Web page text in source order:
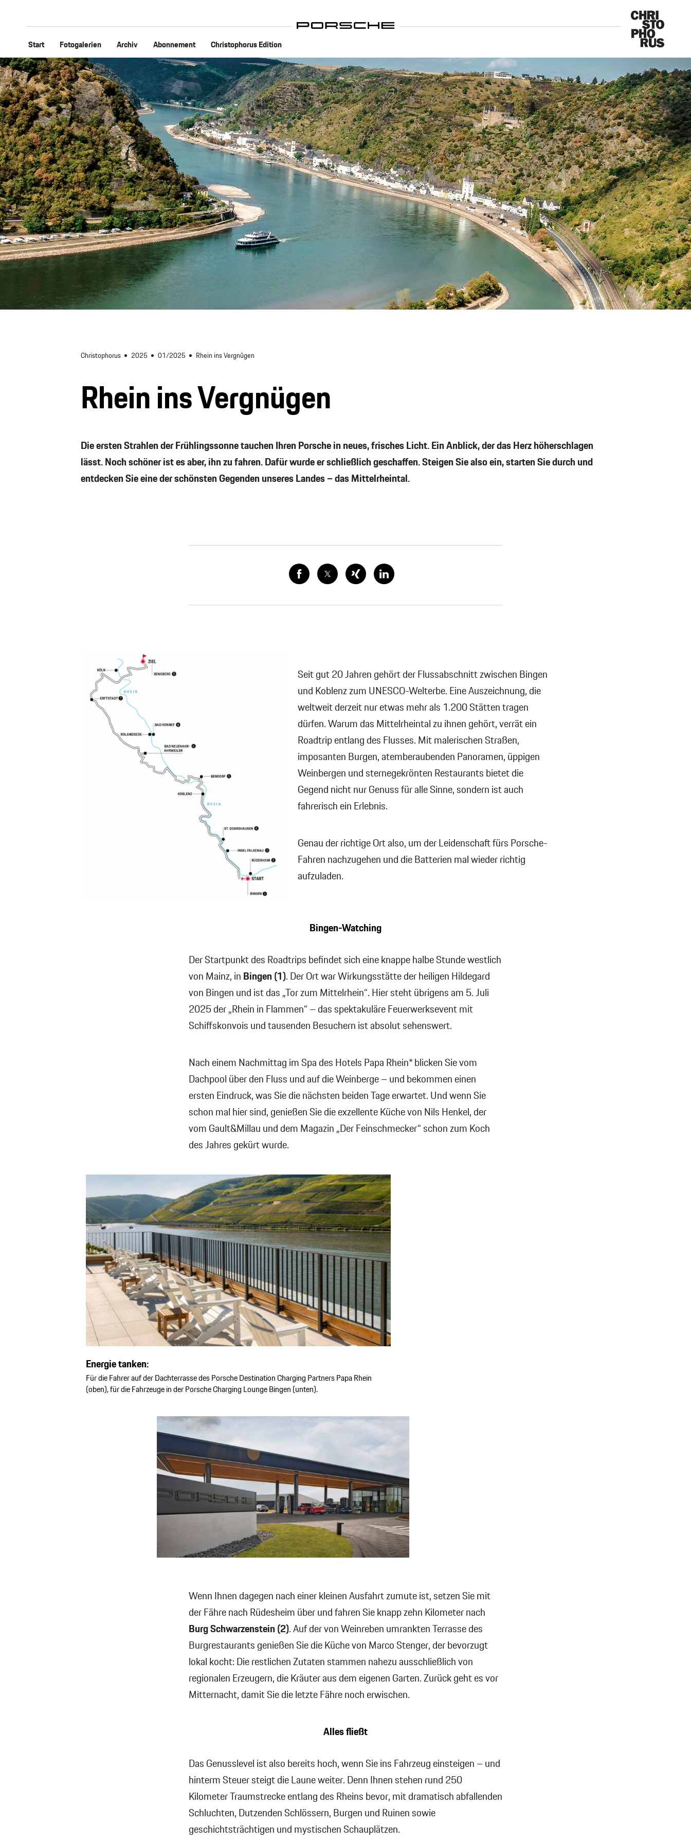
Start Fotogalerien Archiv Abonnement Christophorus Edition
Christophorus 2025 01/2025 Rhein ins Vergnügen
Rhein ins Vergnügen
Die ersten Strahlen der Frühlingssonne tauchen Ihren Porsche in neues, frisches Licht. Ein Anblick, der das Herz höherschlagen
lässt. Noch schöner ist es aber, ihn zu fahren. Dafür wurde er schließlich geschaffen. Steigen Sie also ein, starten Sie durch und
entdecken Sie eine der schönsten Gegenden unseres Landes – das Mittelrheintal.
Seit gut 20 Jahren gehört der Flussabschnitt zwischen Bingen
und Koblenz zum UNESCO-Welterbe. Eine Auszeichnung, die
weltweit derzeit nur etwas mehr als 1.200 Stätten tragen
dürfen. Warum das Mittelrheintal zu ihnen gehört, verrät ein
Roadtrip entlang des Flusses. Mit malerischen Straßen,
imposanten Burgen, atemberaubenden Panoramen, üppigen
Weinbergen und sternegekrönten Restaurants bietet die
Gegend nicht nur Genuss für alle Sinne, sondern ist auch
fahrerisch ein Erlebnis.
Genau der richtige Ort also, um der Leidenschaft fürs Porsche-
Fahren nachzugehen und die Batterien mal wieder richtig
aufzuladen.
Bingen-Watching
Der Startpunkt des Roadtrips befindet sich eine knappe halbe Stunde westlich
von Mainz, in Bingen(1). Der Ort war Wirkungsstätte der heiligen Hildegard
von Bingen und ist das „Tor zum Mittelrhein“. Hier steht übrigens am 5. Juli
2025 der „Rhein in Flammen“ – das spektakuläre Feuerwerksevent mit
Schiffskonvois und tausenden Besuchern ist absolut sehenswert.
Nach einem Nachmittag im Spa des Hotels Papa Rhein* blicken Sie vom
Dachpool über den Fluss und auf die Weinberge – und bekommen einen
ersten Eindruck, was Sie die nächsten beiden Tage erwartet. Und wenn Sie
schon mal hier sind, genießen Sie die exzellente Küche von Nils Henkel, der
vom Gault&Millau und dem Magazin „Der Feinschmecker“ schon zum Koch
des Jahres gekürt wurde.
Energie tanken:
Für die Fahrer auf der Dachterrasse des Porsche Destination Charging Partners Papa Rhein
(oben), für die Fahrzeuge in der Porsche Charging Lounge Bingen (unten).
Wenn Ihnen dagegen nach einer kleinen Ausfahrt zumute ist, setzen Sie mit
der Fähre nach Rüdesheim über und fahren Sie knapp zehn Kilometer nach
Burg Schwarzenstein(2). Auf der von Weinreben umrankten Terrasse des
Burgrestaurants genießen Sie die Küche von Marco Stenger, der bevorzugt
lokal kocht: Die restlichen Zutaten stammen nahezu ausschließlich von
regionalen Erzeugern, die Kräuter aus dem eigenen Garten. Zurück geht es vor
Mitternacht, damit Sie die letzte Fähre noch erwischen.
Alles fließt
Das Genusslevel ist also bereits hoch, wenn Sie ins Fahrzeug einsteigen – und
hinterm Steuer steigt die Laune weiter. Denn Ihnen stehen rund 250
Kilometer Traumstrecke entlang des Rheins bevor, mit dramatisch abfallenden
Schluchten, Dutzenden Schlössern, Burgen und Ruinen sowie
geschichtsträchtigen und mystischen Schauplätzen.